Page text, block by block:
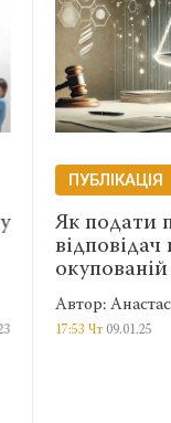
позов, коли
проживає на
території
Присяжнюк